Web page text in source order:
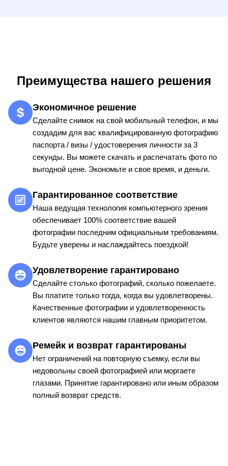
Преимущества нашего решения
Экономичное решение
Сделайте снимок на свой мобильный телефон, и мы
создадим для вас квалифицированную фотографию
паспорта / визы / удостоверения личности за 3
секунды. Вы можете скачать и распечатать фото по
выгодной цене. Экономьте и свое время, и деньги.
Гарантированное соответствие
Наша ведущая технология компьютерного зрения
обеспечивает 100% соответствие вашей
фотографии последним официальным требованиям.
Будьте уверены и наслаждайтесь поездкой!
Удовлетворение гарантировано
Сделайте столько фотографий, сколько пожелаете.
Вы платите только тогда, когда вы удовлетворены.
Качественные фотографии и удовлетворенность
клиентов являются нашим главным приоритетом.
Ремейк и возврат гарантированы
Нет ограничений на повторную съемку, если вы
недовольны своей фотографией или моргаете
глазами. Принятие гарантировано или иным образом
полный возврат средств.